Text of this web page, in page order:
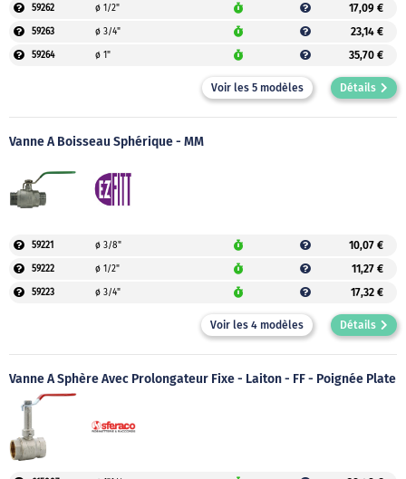
59262 ø 1/2" 17,09 €
59263 ø 3/4" 23,14 €
59264 ø 1" 35,70 €
Voir les 5 modèles Détails
Vanne À Boisseau Sphérique - MM
59221 ø 3/8" 10,07 €
59222 ø 1/2" 11,27 €
59223 ø 3/4" 17,32 €
Voir les 4 modèles Détails
Vanne À Sphère Avec Prolongateur Fixe - Laiton - FF - Poignée Plate